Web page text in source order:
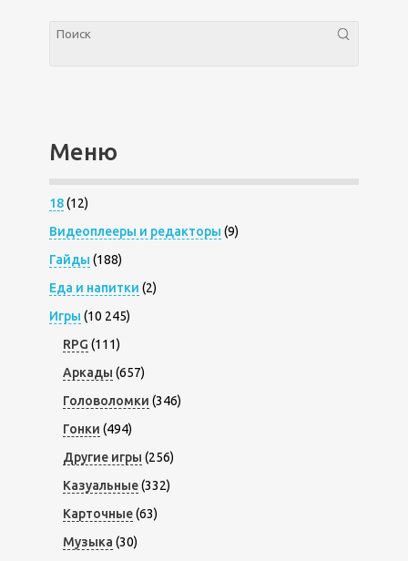
Меню
18(12)
Видеоплееры и редакторы (9)
Гайды (188)
Еда и напитки (2)
Игры (10 245)
RPG (111)
Аркады (657)
Головоломки (346)
Гонки (494)
Другие игры (256)
Казуальные(332)
Карточные(63)
Музыка (30)